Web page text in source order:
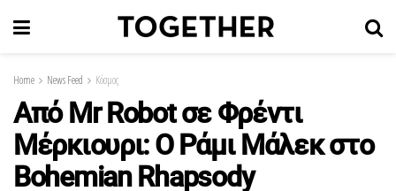
Home News Feed Κόσμος
Από Mr Robot σε Φρέντι
Μέρκιουρι: Ο Ράμι Μάλεκ στο
Bohemian Rhapsody